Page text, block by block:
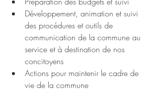
Développement, animation et suivi
des procédures et outils de
communication de la commune au
service et à destination de nos
concitoyens
Actions pour maintenir le cadre de
vie de la commune